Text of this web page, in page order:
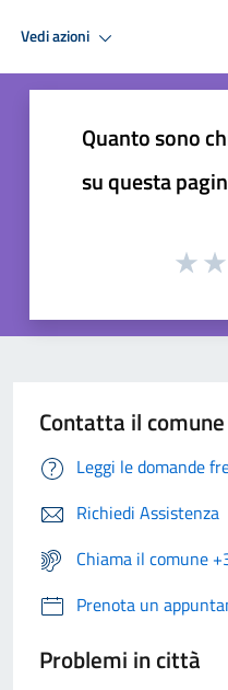
Vedi azioni
Quanto sono
su questa
Contatta il comune
Leggi le domande
Richiedi Assistenza
Chiama il comune
Prenota un
Problemi in città